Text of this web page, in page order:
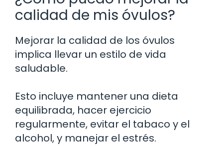
calidad de mis óvulos?
Mejorar la calidad de los óvulos
implica llevar un estilo de vida
saludable.
Esto incluye mantener una dieta
equilibrada, hacer ejercicio
regularmente, evitar el tabaco y el
alcohol, y manejar el estrés.